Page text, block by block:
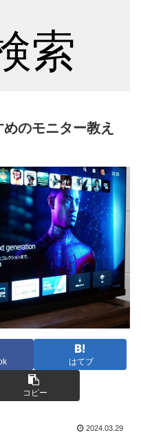
索
のモニター教え
はてブ
コピー
2024.03.29